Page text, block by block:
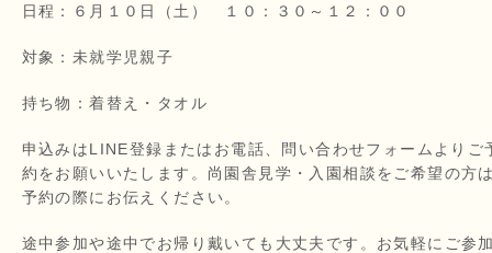
日程：６月１０日（土） １０：３０～１２：００
対象：未就学児親子
持ち物：着替え・タオル
申込みはLINE登録またはお電話、問い合わせフォームよりご
約をお願いいたします。尚園舎見学・入園相談をご希望の方
予約の際にお伝えください。
途中参加や途中でお帰り戴いても大丈夫です。お気軽にご参